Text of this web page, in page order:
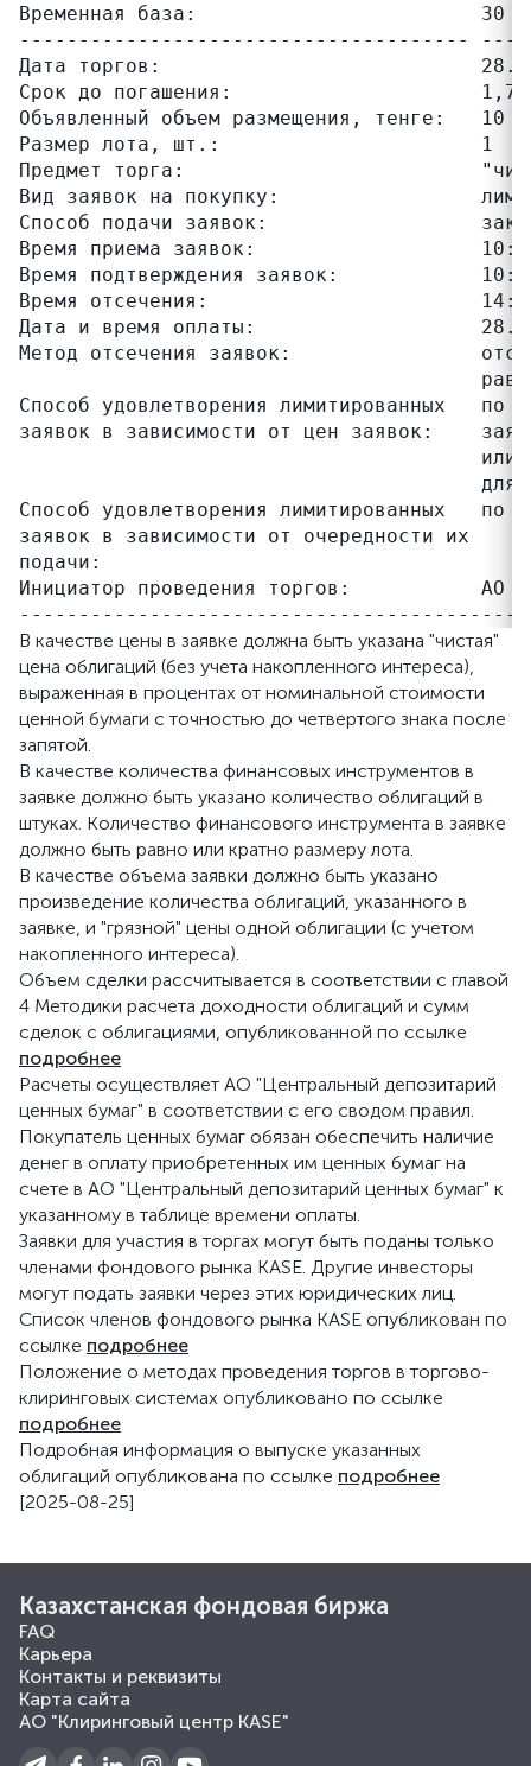
Временная база:                        30 /
--------------------------------------
Дата торгов:
Срок до погашения:                     1,7
Объявленный объем размещения, тенге:   10
Размер лота, шт.:                      1
Предмет торга:
Вид заявок на покупку:
Способ подачи заявок:
Время приема заявок:
Время подтверждения заявок:
Время отсечения:
Дата и время оплаты:
Метод отсечения заявок:
Способ удовлетворения лимитированных   по
заявок в зависимости от цен заявок:
или
для
Способ удовлетворения лимитированных   по
заявок в зависимости от очередности их
подачи:
Инициатор проведения торгов:           АО
В качестве цены в заявке должна быть указана "чистая"
цена облигаций (без учета накопленного интереса),
выраженная в процентах от номинальной стоимости
ценной бумаги с точностью до четвертого знака после
запятой.
В качестве количества финансовых инструментов в
заявке должно быть указано количество облигаций в
штуках. Количество финансового инструмента в заявке
должно быть равно или кратно размеру лота.
В качестве объема заявки должно быть указано
произведение количества облигаций, указанного в
заявке, и "грязной" цены одной облигации (с учетом
накопленного интереса).
Объем сделки рассчитывается в соответствии с главой
4 Методики расчета доходности облигаций и сумм
сделок с облигациями, опубликованной по ссылке
подробнее
Расчеты осуществляет АО "Центральный депозитарий
ценных бумаг" в соответствии с его сводом правил.
Покупатель ценных бумаг обязан обеспечить наличие
денег в оплату приобретенных им ценных бумаг на
счете в АО "Центральный депозитарий ценных бумаг" к
указанному в таблице времени оплаты.
Заявки для участия в торгах могут быть поданы только
членами фондового рынка KASE. Другие инвесторы
могут подать заявки через этих юридических лиц.
Список членов фондового рынка KASE опубликован по
ссылке подробнее
Положение о методах проведения торгов в торгово-
клиринговых системах опубликовано по ссылке
подробнее
Подробная информация о выпуске указанных
облигаций опубликована по ссылке подробнее
[2025-08-25]
Казахстанская фондовая биржа
FAQ
Карьера
Контакты и реквизиты
Карта сайта
АО "Клиринговый центр KASE"